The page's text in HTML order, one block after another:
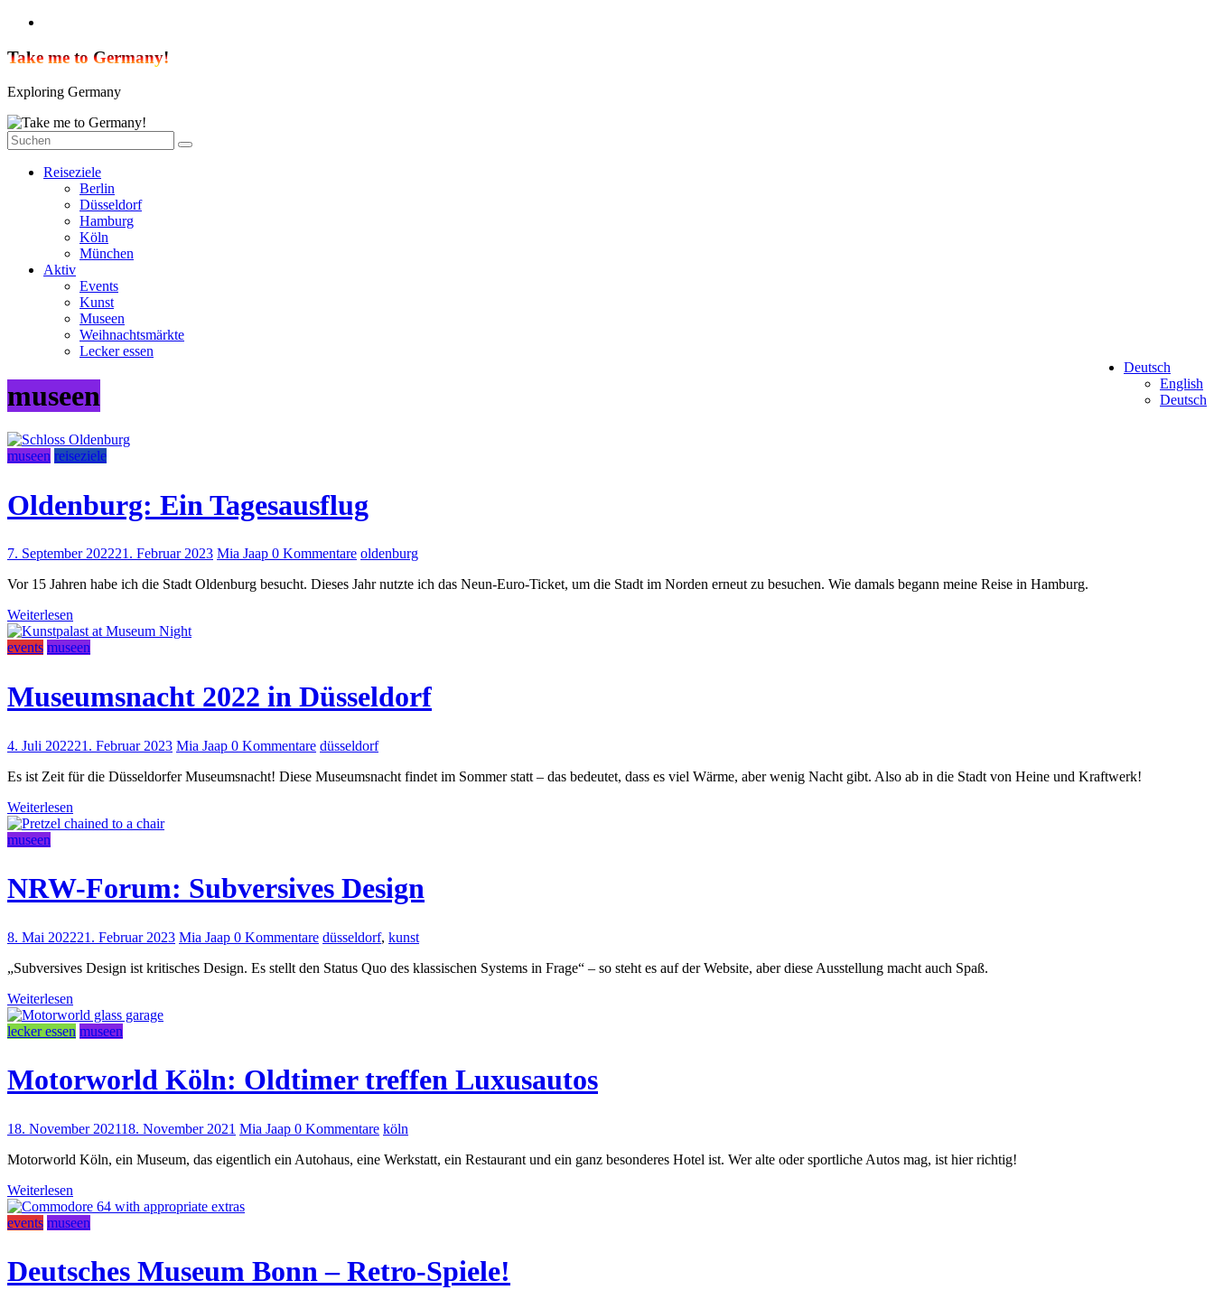
Zum
springen
Take me to Germany!
Exploring Germany
Reiseziele
Berlin
Düsseldorf
Hamburg
Köln
München
Aktiv
Events
Kunst
Museen
Weihnachtsmärkte
Lecker essen
Deutsch
English
Deutsch
museen
museen reiseziele
Oldenburg: Ein Tagesausflug
7. September 202221. Februar 2023 Mia Jaap 0 Kommentare oldenburg
Vor 15 Jahren habe ich die Stadt Oldenburg besucht. Dieses Jahr nutzte ich das Neun-Euro-Ticket, um die Stadt im Norden erneut zu besuchen. Wie damals begann meine Reise in Hamburg.
Weiterlesen
events museen
Museumsnacht 2022 in Düsseldorf
4. Juli 202221. Februar 2023 Mia Jaap 0 Kommentare düsseldorf
Es ist Zeit für die Düsseldorfer Museumsnacht! Diese Museumsnacht findet im Sommer statt – das bedeutet, dass es viel Wärme, aber wenig Nacht gibt. Also ab in die Stadt von Heine und Kraftwerk!
Weiterlesen
museen
NRW-Forum: Subversives Design
8. Mai 202221. Februar 2023 Mia Jaap 0 Kommentare düsseldorf, kunst
„Subversives Design ist kritisches Design. Es stellt den Status Quo des klassischen Systems in Frage“ – so steht es auf der Website, aber diese Ausstellung macht auch Spaß.
Weiterlesen
lecker essen museen
Motorworld Köln: Oldtimer treffen Luxusautos
18. November 202118. November 2021 Mia Jaap 0 Kommentare köln
Motorworld Köln, ein Museum, das eigentlich ein Autohaus, eine Werkstatt, ein Restaurant und ein ganz besonderes Hotel ist. Wer alte oder sportliche Autos mag, ist hier richtig!
Weiterlesen
events museen
Deutsches Museum Bonn – Retro-Spiele!